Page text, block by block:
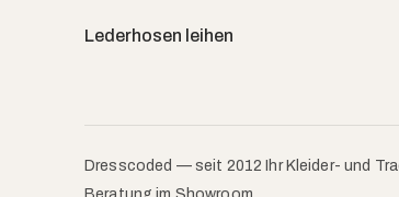
Lederhosen leihen
Dresscoded — seit 2012 Ihr Kleider- und